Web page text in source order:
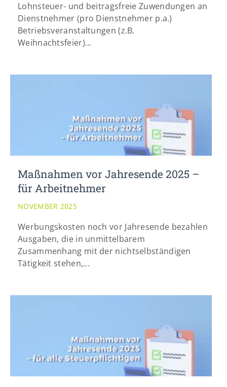
Lohnsteuer- und beitragsfreie Zuwendungen an
Dienstnehmer (pro Dienstnehmer p.a.)
Betriebsveranstaltungen (z.B.
Weihnachtsfeier)...
Maßnahmen vor Jahresende 2025 –
für Arbeitnehmer
NOVEMBER 2025
Werbungskosten noch vor Jahresende bezahlen
Ausgaben, die in unmittelbarem
Zusammenhang mit der nichtselbständigen
Tätigkeit stehen,...